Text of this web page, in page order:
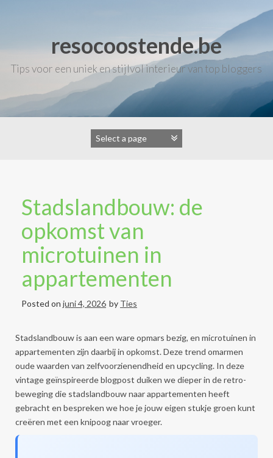
resocoostende.be
Tips voor een uniek en stijlvol interieur van top bloggers
Stadslandbouw: de
opkomst van
microtuinen in
appartementen
Posted on juni 4, 2026 by Ties
Stadslandbouw is aan een ware opmars bezig, en microtuinen in
appartementen zijn daarbij in opkomst. Deze trend omarmen
oude waarden van zelfvoorzienendheid en upcycling. In deze
vintage geïnspireerde blogpost duiken we dieper in de retro-
beweging die stadslandbouw naar appartementen heeft
gebracht en bespreken we hoe je jouw eigen stukje groen kunt
creëren met een knipoog naar vroeger.